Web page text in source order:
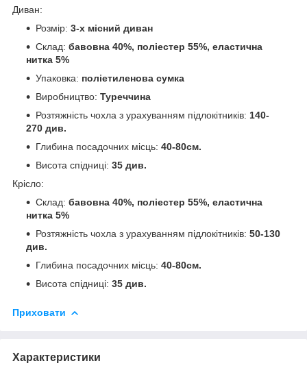
Диван:
Розмір: 3-х місний диван
Склад: бавовна 40%, поліестер 55%, еластична
нитка 5%
Упаковка: поліетиленова сумка
Виробництво: Туреччина
Розтяжність чохла з урахуванням підлокітників: 140-
270 див.
Глибина посадочних місць: 40-80см.
Висота спідниці: 35 див.
Крісло:
Склад: бавовна 40%, поліестер 55%, еластична
нитка 5%
Розтяжність чохла з урахуванням підлокітників: 50-130
див.
Глибина посадочних місць: 40-80см.
Висота спідниці: 35 див.
Приховати
Характеристики